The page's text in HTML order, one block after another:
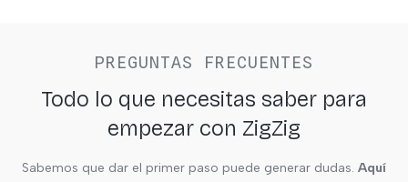
PREGUNTAS FRECUENTES
Todo lo que necesitas saber para
empezar con ZigZig
Sabemos que dar el primer paso puede generar dudas. Aquí